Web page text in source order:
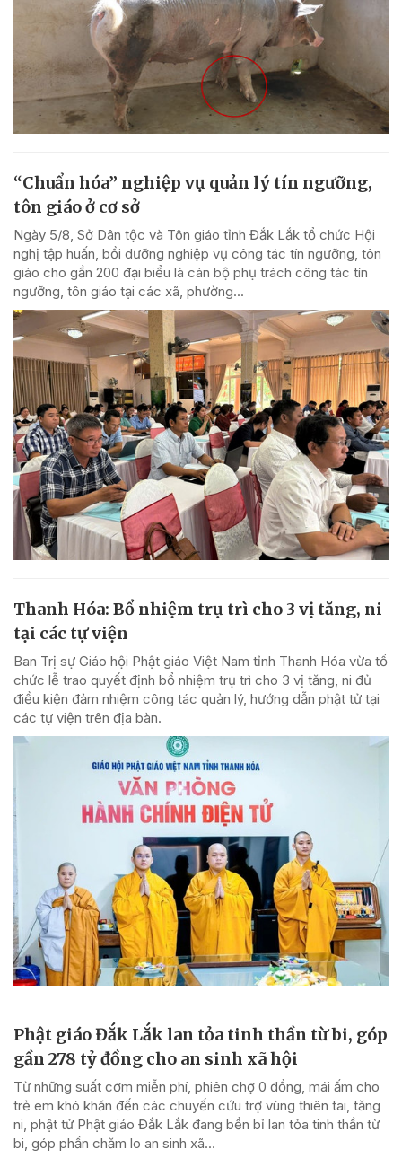
“Chuẩn hóa” nghiệp vụ quản lý tín ngưỡng,
tôn giáo ở cơ sở
Ngày 5/8, Sở Dân tộc và Tôn giáo tỉnh Đắk Lắk tổ chức Hội
nghị tập huấn, bồi dưỡng nghiệp vụ công tác tín ngưỡng, tôn
giáo cho gần 200 đại biểu là cán bộ phụ trách công tác tín
ngưỡng, tôn giáo tại các xã, phường...
Thanh Hóa: Bổ nhiệm trụ trì cho 3 vị tăng, ni
tại các tự viện
Ban Trị sự Giáo hội Phật giáo Việt Nam tỉnh Thanh Hóa vừa tổ
chức lễ trao quyết định bổ nhiệm trụ trì cho 3 vị tăng, ni đủ
điều kiện đảm nhiệm công tác quản lý, hướng dẫn phật tử tại
các tự viện trên địa bàn.
Phật giáo Đắk Lắk lan tỏa tinh thần từ bi, góp
gần 278 tỷ đồng cho an sinh xã hội
Từ những suất cơm miễn phí, phiên chợ 0 đồng, mái ấm cho
trẻ em khó khăn đến các chuyến cứu trợ vùng thiên tai, tăng
ni, phật tử Phật giáo Đắk Lắk đang bền bỉ lan tỏa tinh thần từ
bi, góp phần chăm lo an sinh xã...